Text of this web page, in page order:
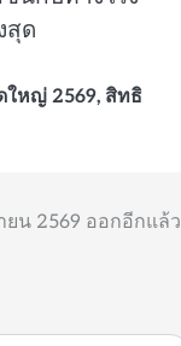
สุด
ใหญ่ 2569, สิทธิ
ยน 2569 ออกอีกแล้ว